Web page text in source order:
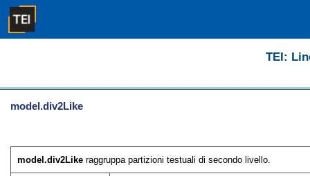
TEI:
model.div2Like
model.div2Like raggruppa partizioni testuali di secondo livello.